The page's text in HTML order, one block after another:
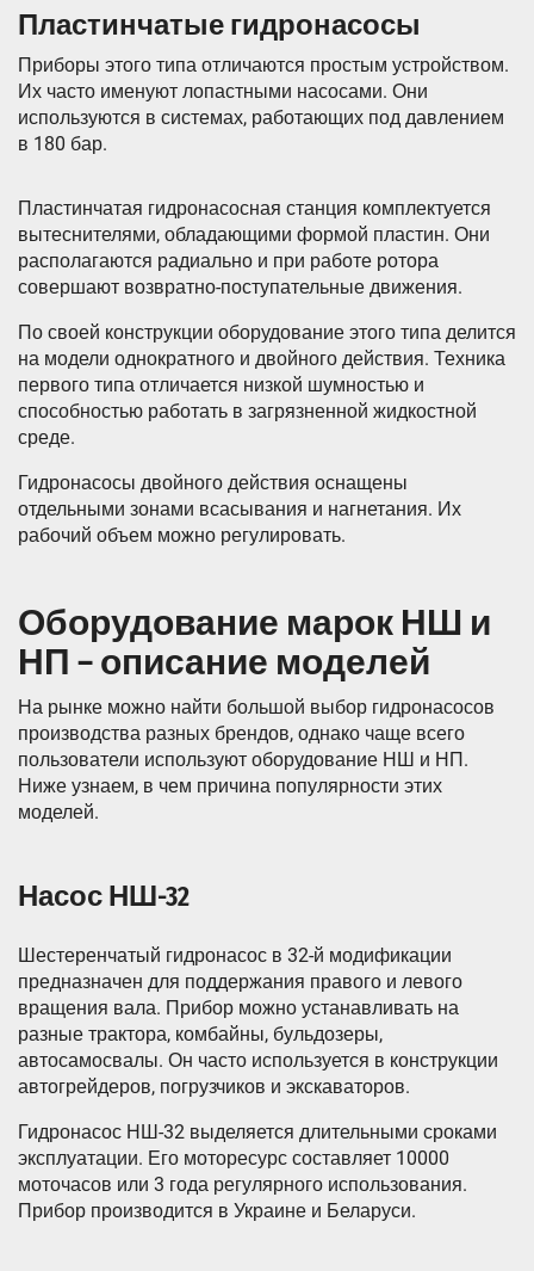
Пластинчатые гидронасосы
Приборы этого типа отличаются простым устройством.
Их часто именуют лопастными насосами. Они
используются в системах, работающих под давлением
в 180 бар.
Пластинчатая гидронасосная станция комплектуется
вытеснителями, обладающими формой пластин. Они
располагаются радиально и при работе ротора
совершают возвратно-поступательные движения.
По своей конструкции оборудование этого типа делится
на модели однократного и двойного действия. Техника
первого типа отличается низкой шумностью и
способностью работать в загрязненной жидкостной
среде.
Гидронасосы двойного действия оснащены
отдельными зонами всасывания и нагнетания. Их
рабочий объем можно регулировать.
Оборудование марок НШ и
НП – описание моделей
На рынке можно найти большой выбор гидронасосов
производства разных брендов, однако чаще всего
пользователи используют оборудование НШ и НП.
Ниже узнаем, в чем причина популярности этих
моделей.
Насос НШ-32
Шестеренчатый гидронасос в 32-й модификации
предназначен для поддержания правого и левого
вращения вала. Прибор можно устанавливать на
разные трактора, комбайны, бульдозеры,
автосамосвалы. Он часто используется в конструкции
автогрейдеров, погрузчиков и экскаваторов.
Гидронасос НШ-32 выделяется длительными сроками
эксплуатации. Его моторесурс составляет 10000
моточасов или 3 года регулярного использования.
Прибор производится в Украине и Беларуси.